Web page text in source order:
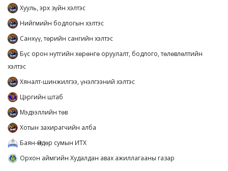
Хууль, эрх зүйн хэлтэс
Нийгмийн бодлогын хэлтэс
Санхүү, төрийн сангийн хэлтэс
Бүс орон нутгийн хөрөнгө оруулалт, бодлого, төлөвлөлтийн
хэлтэс
Хяналт-шинжилгээ, үнэлгээний хэлтэс
Цэргийн штаб
Мэдээллийн төв
Хотын захирагчийн алба
Баян-Өндөр сумын ИТХ
Орхон аймгийн Худалдан авах ажиллагааны газар